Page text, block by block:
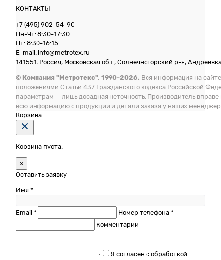
КОНТАКТЫ
+7 (495) 902-54-90
Пн-Чт: 8:30-17:30
Пт: 8:30-16:15
E-mail: info@metrotex.ru
141551, Россия, Московская обл., Солнечногорский р-н,
© Компания "Метротекс", 1990-2026. Вся информация на
положениями Статьи 437 Гражданского кодекса Российской
параметрам — лишь досадная неточность. Производитель
всю информацию о продукции и детали заказа у наших
Корзина
Корзина пуста.
×
Оставить заявку
Имя *
Email *
Номер телефона *
Комментарий
Я согласен с обработкой